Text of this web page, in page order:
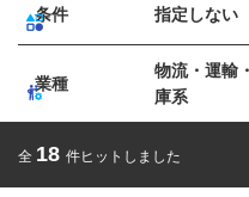
条件 指定しない
業種
物流・運輸
庫系
全 18 件ヒットしました